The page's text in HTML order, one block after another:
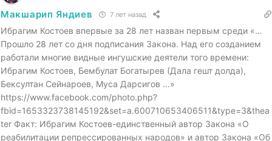
Макшарип Яндиев 7 лет назад
Ибрагим Костоев впервые за 28 лет назван первым среди «…
Прошло 28 лет со дня подписания Закона. Над его созданием
работали многие видные ингушские деятели того времени:
Ибрагим Костоев, Бембулат Богатырев (Дала гешт долда),
Бексултан Сейнароев, Муса Дарсигов …»
https://www.facebook.com/photo.php?
fbid=1653323738145192&set=a.600710653406511&type=3&thea
ter Факт: Ибрагим Костоев-единственный автор Закона «О
реабилитации репрессированных народов» и автор Закона «Об